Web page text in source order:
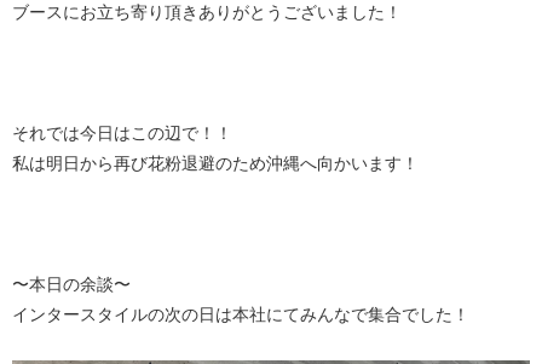
ブースにお立ち寄り頂きありがとうございました！
それでは今日はこの辺で！！
私は明日から再び花粉退避のため沖縄へ向かいます！
〜本日の余談〜
インタースタイルの次の日は本社にてみんなで集合でした！